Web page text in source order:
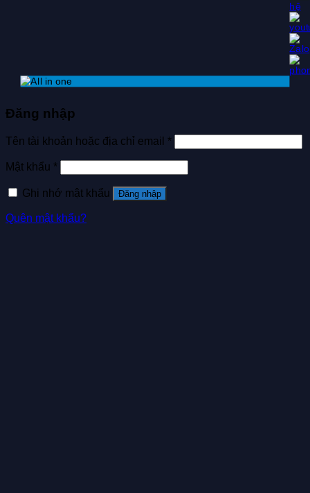
Đăng nhập
Tên tài khoản hoặc địa chỉ email *
Mật khẩu *
Ghi nhớ mật khẩu Đăng nhập
Quên mật khẩu?